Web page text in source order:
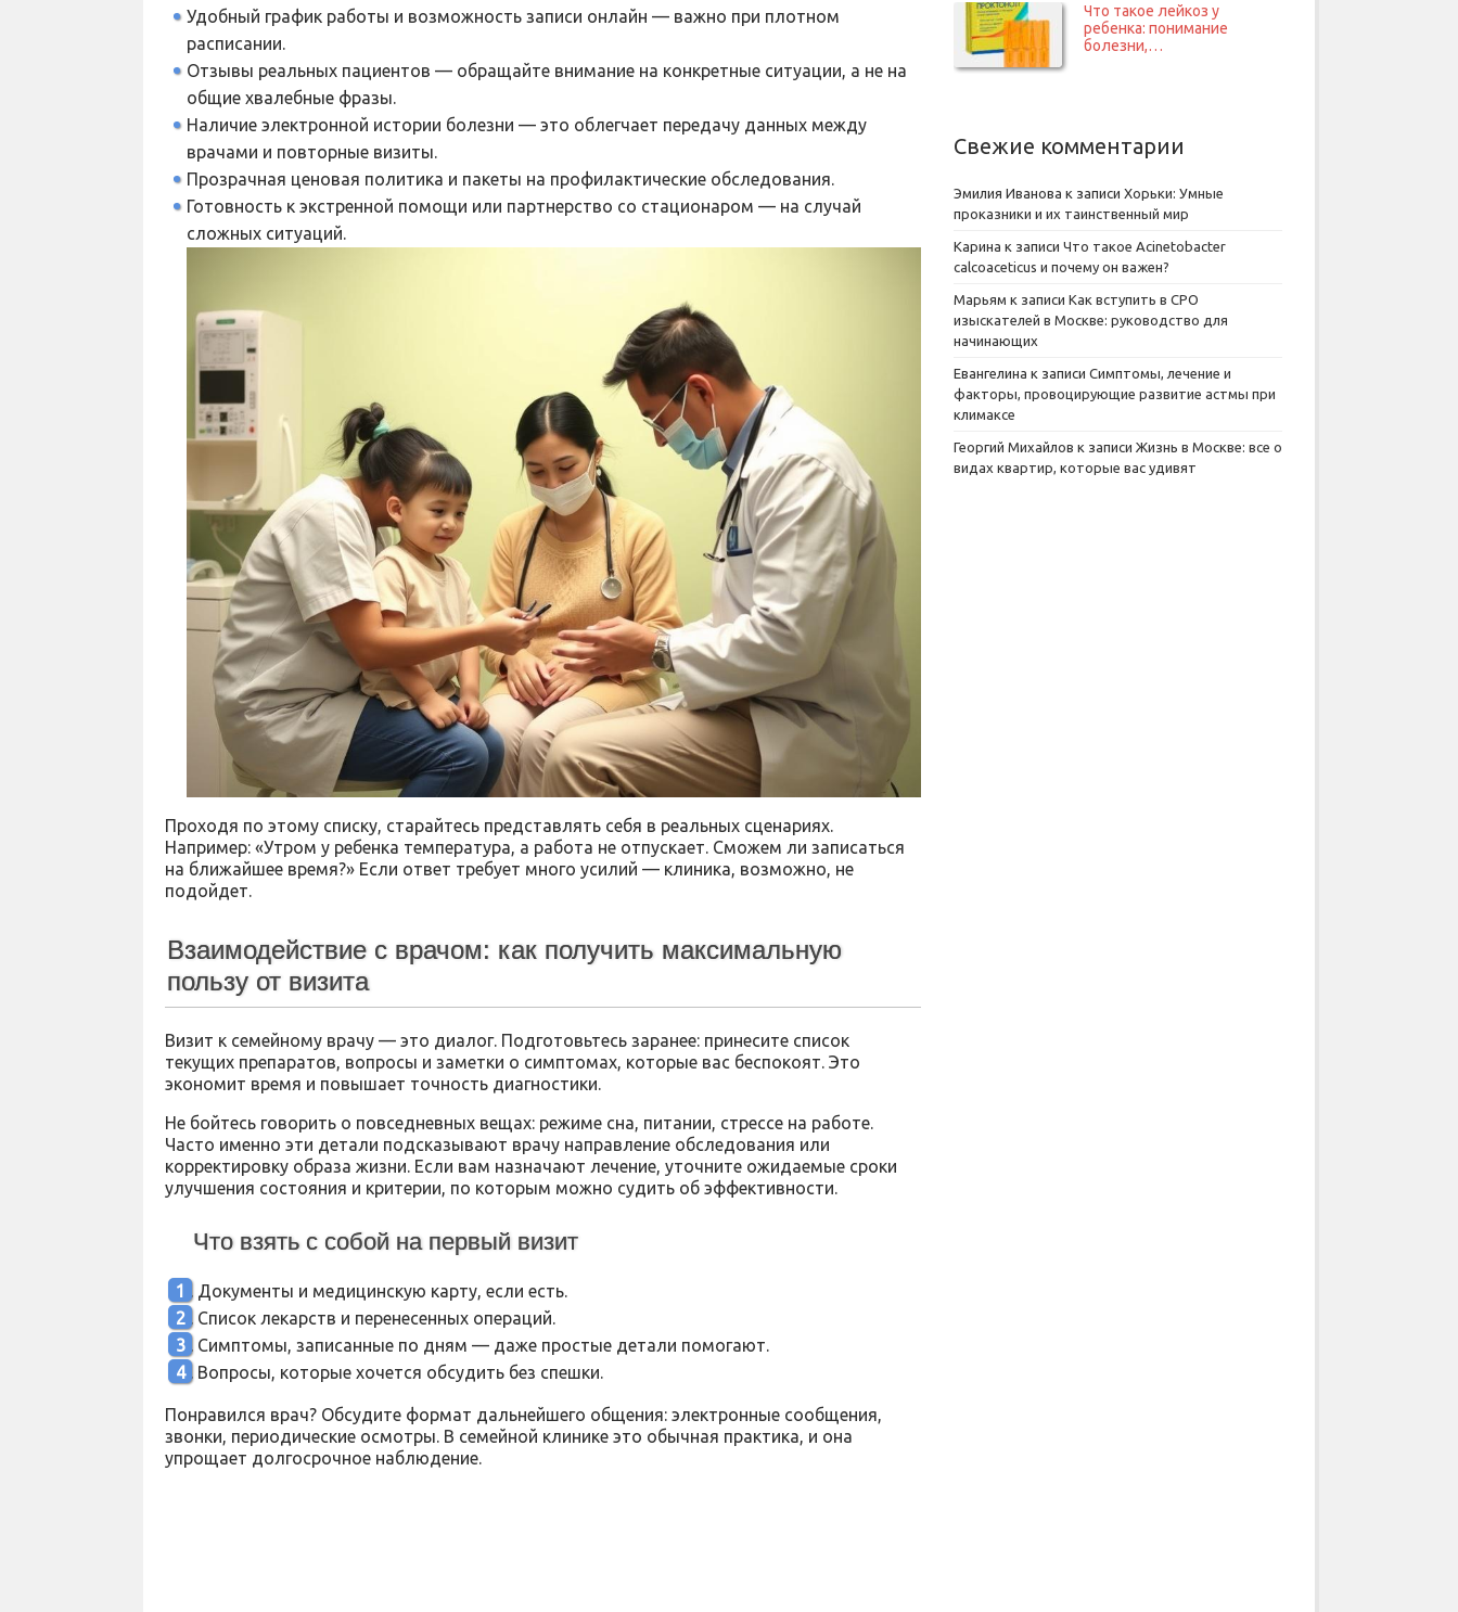
Удобный график работы и возможность записи онлайн — важно при плотном
расписании.
Отзывы реальных пациентов — обращайте внимание на конкретные ситуации, а не на
общие хвалебные фразы.
Наличие электронной истории болезни — это облегчает передачу данных между
врачами и повторные визиты.
Прозрачная ценовая политика и пакеты на профилактические обследования.
Готовность к экстренной помощи или партнерство со стационаром — на случай
сложных ситуаций.
Проходя по этому списку, старайтесь представлять себя в реальных сценариях.
Например: «Утром у ребенка температура, а работа не отпускает. Сможем ли записаться
на ближайшее время?» Если ответ требует много усилий — клиника, возможно, не
подойдет.
Взаимодействие с врачом: как получить максимальную
пользу от визита
Визит к семейному врачу — это диалог. Подготовьтесь заранее: принесите список
текущих препаратов, вопросы и заметки о симптомах, которые вас беспокоят. Это
экономит время и повышает точность диагностики.
Не бойтесь говорить о повседневных вещах: режиме сна, питании, стрессе на работе.
Часто именно эти детали подсказывают врачу направление обследования или
корректировку образа жизни. Если вам назначают лечение, уточните ожидаемые сроки
улучшения состояния и критерии, по которым можно судить об эффективности.
Что взять с собой на первый визит
Документы и медицинскую карту, если есть.
Список лекарств и перенесенных операций.
Симптомы, записанные по дням — даже простые детали помогают.
Вопросы, которые хочется обсудить без спешки.
Понравился врач? Обсудите формат дальнейшего общения: электронные сообщения,
звонки, периодические осмотры. В семейной клинике это обычная практика, и она
упрощает долгосрочное наблюдение.
Что такое лейкоз у
ребенка: понимание
болезни,…
Свежие комментарии
Эмилия Иванова к записи Хорьки: Умные
проказники и их таинственный мир
Карина к записи Что такое Acinetobacter
calcoaceticus и почему он важен?
Марьям к записи Как вступить в СРО
изыскателей в Москве: руководство для
начинающих
Евангелина к записи Симптомы, лечение и
факторы, провоцирующие развитие астмы при
климаксе
Георгий Михайлов к записи Жизнь в Москве: все о
видах квартир, которые вас удивят